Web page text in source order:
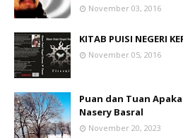
November 03, 2016
KITAB PUISI NEGERI
November 05, 2016
Puan dan Tuan
Nasery Basral
November 20, 2023